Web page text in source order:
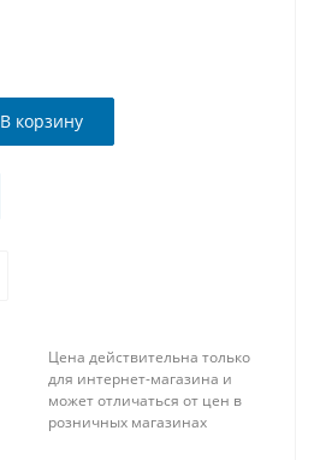
В корзину
Цена действительна только
для интернет-магазина и
может отличаться от цен в
розничных магазинах